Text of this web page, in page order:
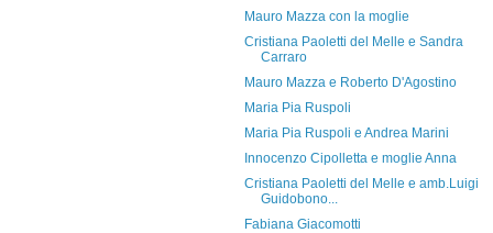
Mauro Mazza con la moglie
Cristiana Paoletti del Melle e Sandra
Carraro
Mauro Mazza e Roberto D'Agostino
Maria Pia Ruspoli
Maria Pia Ruspoli e Andrea Marini
Innocenzo Cipolletta e moglie Anna
Cristiana Paoletti del Melle e amb.Luigi
Guidobono...
Fabiana Giacomotti